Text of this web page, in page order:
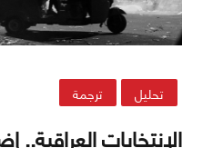
تحليل ترجمة
الإنتخابات